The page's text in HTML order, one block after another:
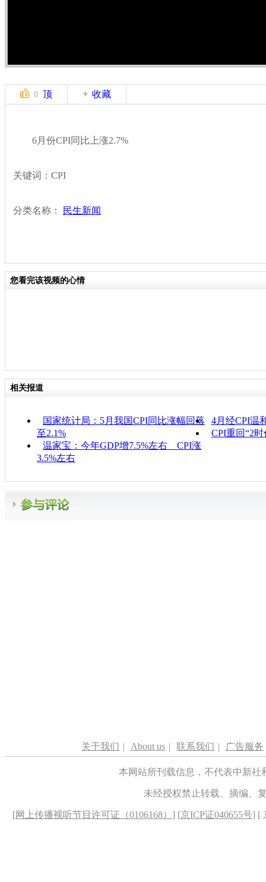
0 顶 收藏
6月份CPI同比上涨2.7%
关键词：CPI
分类名称： 民生新闻
您看完该视频的心情
相关报道
国家统计局：5月我国CPI同比涨幅回落
至2.1%
4月经CPI温
CPI重回“2时
温家宝：今年GDP增7.5%左右 CPI涨
3.5%左右
关于我们 | About us | 联系我们 | 广告服务
本网站所刊载信息，不代表中新
未经授权禁止转载、摘编、
[网上传播视听节目许可证（0106168） ] [京ICP证040655号] [